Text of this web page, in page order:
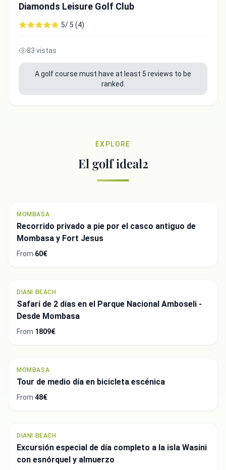
Diamonds Leisure Golf Club
5/ 5 (4)
83 vistas
A golf course must have at least 5 reviews to be
ranked.
EXPLORE
El golf ideal2
MOMBASA
Recorrido privado a pie por el casco antiguo de
Mombasa y Fort Jesus
From 60€
DIANI BEACH
Safari de 2 días en el Parque Nacional Amboseli -
Desde Mombasa
From 1809€
MOMBASA
Tour de medio día en bicicleta escénica
From 48€
DIANI BEACH
Excursión especial de día completo a la isla Wasini
con esnórquel y almuerzo
Integrate video